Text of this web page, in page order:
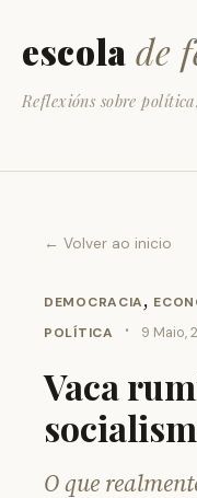
escola de
Reflexións sobre
← Volver ao inicio
DEMOCRACIA,
POLÍTICA · 9 Maio,
Vaca
O que